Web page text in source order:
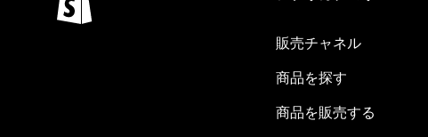
販売チャネル
商品を探す
商品を販売する